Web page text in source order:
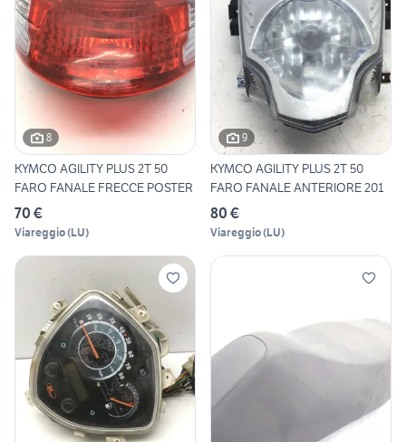
8
KYMCO AGILITY PLUS 2T 50
FARO FANALE FRECCE POSTER
70 €
Viareggio(LU)
9
KYMCO AGILITY PLUS 2T 50
FARO FANALE ANTERIORE 201
80 €
Viareggio(LU)